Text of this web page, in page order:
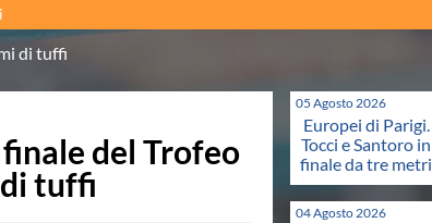
di tuffi
del Trofeo
tuffi
05 Agosto 2026
Europei di Parigi.
Tocci e Santoro in
finale da tre metri
04 Agosto 2026